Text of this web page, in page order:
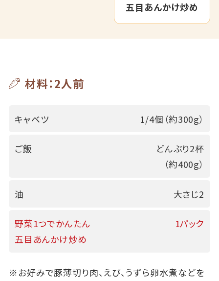
五目あんかけ炒め
材料：2人前
キャベツ 1/4個（約300g）
ご飯
どんぶり2杯
（約400g）
油 大さじ2
野菜1つでかんたん
五目あんかけ炒め
1パック
※お好みで豚薄切り肉、えび、うずら卵水煮などを